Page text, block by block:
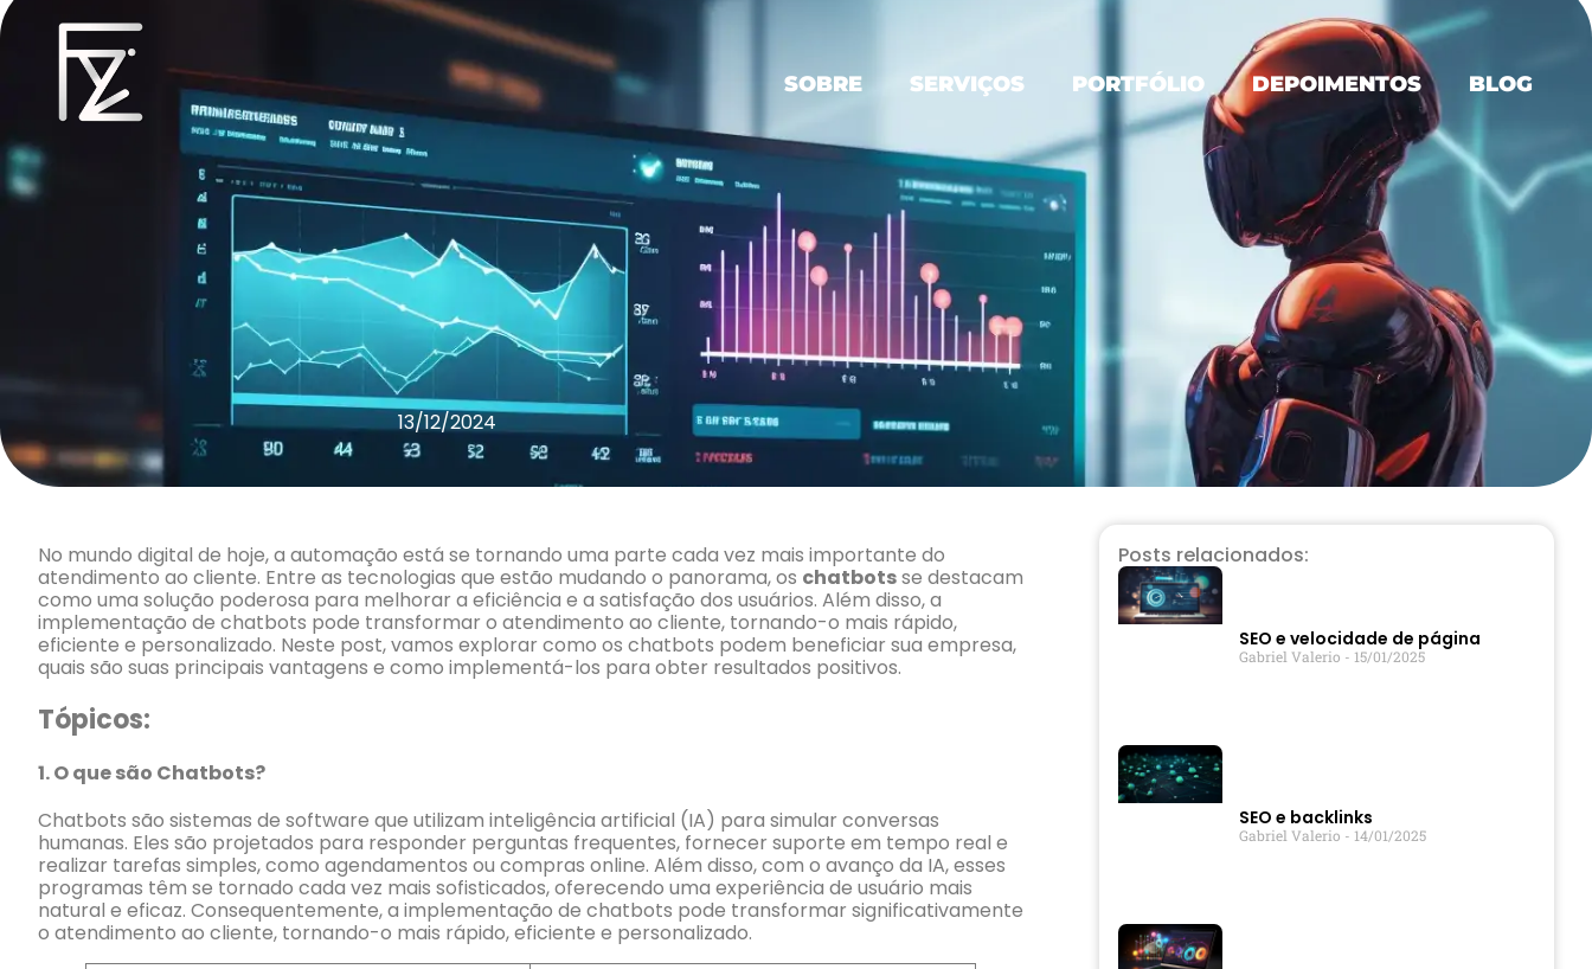
SOBRE SERVIÇOS PORTFÓLIO DEPOIMENTOS BLOG
13/12/2024
No mundo digital de hoje, a automação está se tornando uma parte cada vez mais importante do
atendimento ao cliente. Entre as tecnologias que estão mudando o panorama, os chatbotsse destacam
como uma solução poderosa para melhorar a eficiência e a satisfação dos usuários. Além disso, a
implementação de chatbots pode transformar o atendimento ao cliente, tornando-o mais rápido,
eficiente e personalizado. Neste post, vamos explorar como os chatbots podem beneficiar sua empresa,
quais são suas principais vantagens e como implementá-los para obter resultados positivos.
Tópicos:
1.O que são Chatbots?
Chatbots são sistemas de software que utilizam inteligência artificial (IA) para simular conversas
humanas. Eles são projetados para responder perguntas frequentes, fornecer suporte em tempo real e
realizar tarefas simples, como agendamentos ou compras online. Além disso, com o avanço da IA, esses
programas têm se tornado cada vez mais sofisticados, oferecendo uma experiência de usuário mais
natural e eficaz. Consequentemente, a implementação de chatbots pode transformar significativamente
o atendimento ao cliente, tornando-o mais rápido, eficiente e personalizado.
Posts relacionados:
SEO e velocidade de página
Gabriel Valerio 15/01/2025
SEO e backlinks
Gabriel Valerio 14/01/2025